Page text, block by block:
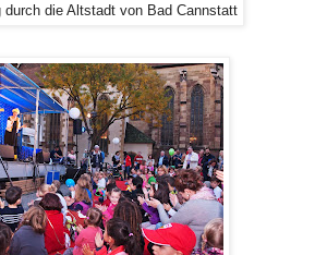
durch die Altstadt von Bad Cannstatt